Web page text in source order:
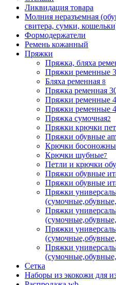
Ликвидация товара
Молния неразъемная
свитера, сумки,
Формодержатели
Ремень кожанный
Пряжки
Пряжка, бляха
Пряжки ременные
Бляха ременная 8
Пряжка ременная
Пряжки ременные
Пряжки ременные
Пряжка сумочная2
Пряжки крючки
Пряжки обувные
Крючки
Крючки шубные7
Петли и крючки
Пряжки обувные
Пряжки обувные
Пряжки
Пряжки
Пряжки
Пряжки
Сетка
Наборы из экокожи для